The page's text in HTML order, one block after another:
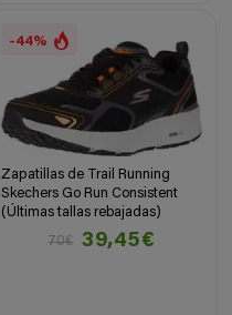
-44%
Zapatillas de Trail Running
Skechers Go Run Consistent
(Últimas tallas rebajadas)
70€
39,45€